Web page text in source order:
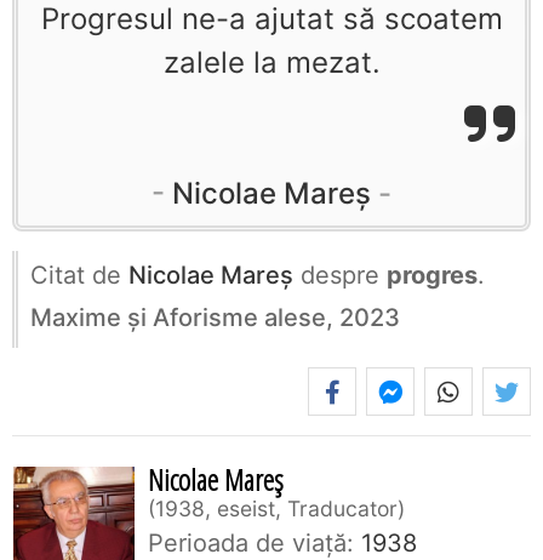
Progresul ne-a ajutat să scoatem
zalele la mezat.
Nicolae Mareș
Citat de Nicolae Mareș despre progres.
Maxime și Aforisme alese, 2023
Nicolae Mareș
1938, eseist, Traducator
Perioada de viaţă: 1938